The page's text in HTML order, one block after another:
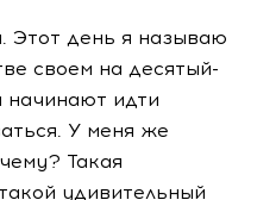
Этот день я называю
своем на десятый-
идти
У меня же
Такая
удивительный